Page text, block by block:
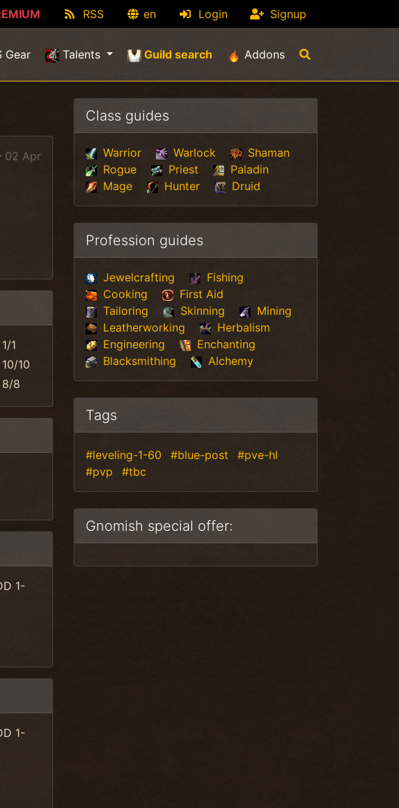
RSS en Login Signup
Gear Talents Guild search (current)Addons
02 Apr
1/1
10/10
8/8
1-
1-
Class guides
Warrior Warlock
Shaman
Rogue
Priest
Paladin
Mage
Hunter Druid
Profession guides
Jewelcrafting
Fishing
Cooking
First Aid
Tailoring
Skinning
Mining
Leatherworking
Herbalism
Engineering
Enchanting
Blacksmithing
Alchemy
Tags
#leveling-1-60 #blue-post
#pve-hl
#pvp
#tbc
Gnomish special offer: